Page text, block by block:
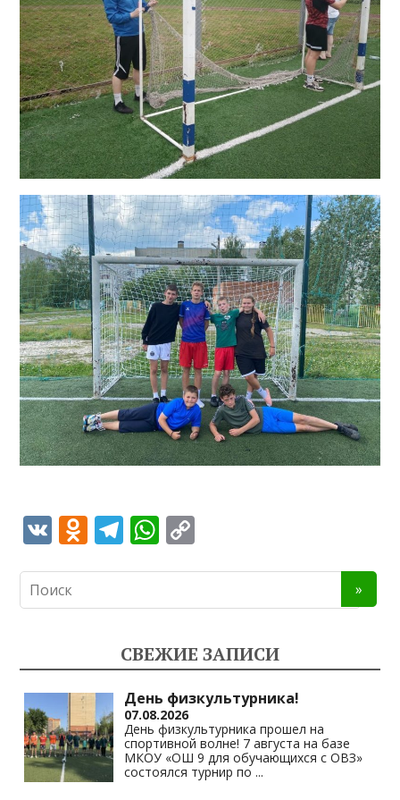
V O
o
as
s
ni
ki
T
gr
a
m
W
s
A
p
p
y
Li
n
k
СВЕЖИЕ ЗАПИСИ
День физкультурника!
07.08.2026
День физкультурника прошел на
спортивной волне! 7 августа на базе
МКОУ «ОШ 9 для обучающихся с ОВЗ»
состоялся турнир по ...